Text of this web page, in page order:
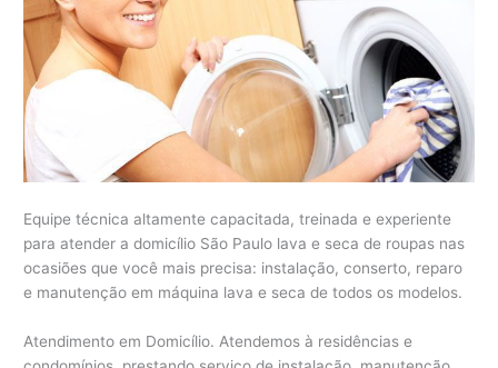
Equipe técnica altamente capacitada, treinada e experiente
para atender a domicílio São Paulo lava e seca de roupas nas
ocasiões que você mais precisa: instalação, conserto, reparo
e manutenção em máquina lava e seca de todos os modelos.
Atendimento em Domicílio. Atendemos à residências e